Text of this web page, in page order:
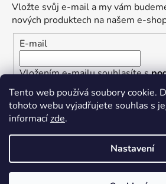
Tento web používá soubory cookie.
tohoto webu vyjadřujete souhlas s
informacízde.
Nastavení
Vložte svůj e-mail a my vám
nových produktech na našem e-
E-mail
Vložením e-mailu souhlasíte s
osobních údajů
PŘIHLÁSIT SE
Vytvořil